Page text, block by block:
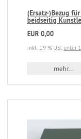
(Ersatz-)Bezug
beidseitig
EUR 0,00
inkl. 19 % USt unter
mehr...